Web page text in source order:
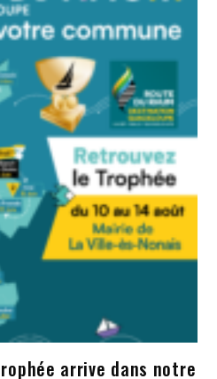
arrive dans notre